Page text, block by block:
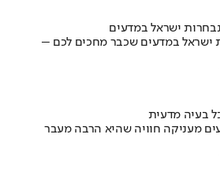
ישראל במדעים
ישראל במדעים שכבר מחכים לכם –
בעיה מדעית
מעניקה חוויה שהיא הרבה מעבר